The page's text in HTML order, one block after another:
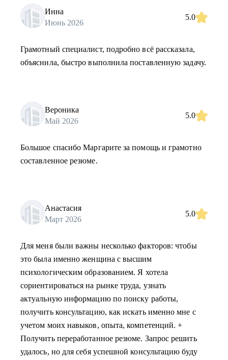
Инна
Июнь 2026
5.0
Грамотный специалист, подробно всё рассказала,
объяснила, быстро выполнила поставленную задачу.
Вероника
Май 2026
5.0
Большое спасибо Маргарите за помощь и грамотно
составленное резюме.
Анастасия
Март 2026
5.0
Для меня были важны несколько факторов: чтобы
это была именно женщина с высшим
психологическим образованием. Я хотела
сориентироваться на рынке труда, узнать
актуальную информацию по поиску работы,
получить консультацию, как искать именно мне с
учетом моих навыков, опыта, компетенций. +
Получить переработанное резюме. Запрос решить
удалось, но для себя успешной консультацию буду